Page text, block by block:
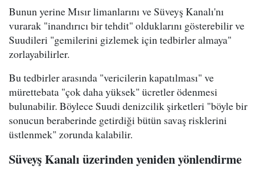
Bunun yerine Mısır limanlarını ve Süveyş Kanalı'nı
vurarak "inandırıcı bir tehdit" olduklarını gösterebilir ve
Suudileri "gemilerini gizlemek için tedbirler almaya"
zorlayabilirler.
Bu tedbirler arasında "vericilerin kapatılması" ve
mürettebata "çok daha yüksek" ücretler ödenmesi
bulunabilir. Böylece Suudi denizcilik şirketleri "böyle bir
sonucun beraberinde getirdiği bütün savaş risklerini
üstlenmek" zorunda kalabilir.
Süveyş Kanalı üzerinden yeniden yönlendirme